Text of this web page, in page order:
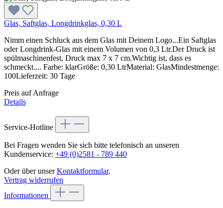
Glas, Saftglas, Longdrinkglas, 0,30 L
Nimm einen Schluck aus dem Glas mit Deinem Logo...Ein Saftglas
oder Longdrink-Glas mit einem Volumen von 0,3 Ltr.Der Druck ist
spülmaschinenfest, Druck max 7 x 7 cm.Wichtig ist, dass es
schmeckt.... Farbe: klarGröße: 0,30 LtrMaterial: GlasMindestmenge:
100Lieferzeit: 30 Tage
Preis auf Anfrage
Details
Service-Hotline
Bei Fragen wenden Sie sich bitte telefonisch an unseren
Kundenservice: +49 (0)2581 - 789 440
Oder über unserKontaktformular.
Vertrag widerrufen
Informationen